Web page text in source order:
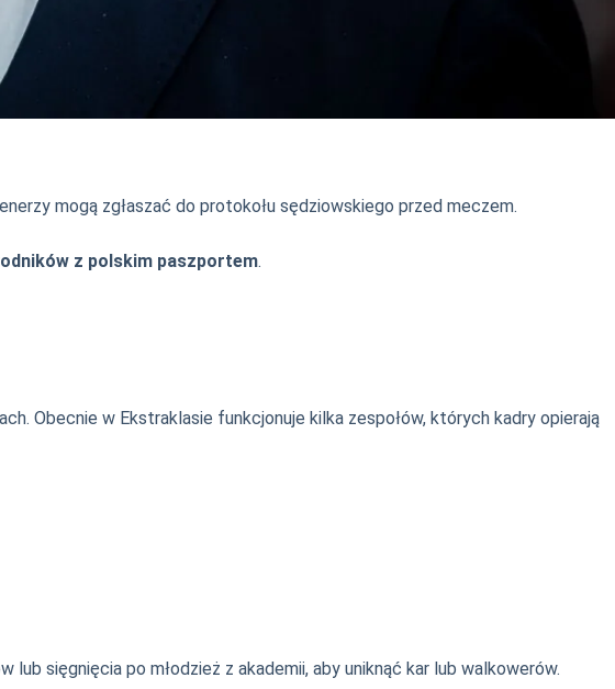
mogą zgłaszać do protokołu sędziowskiego przed meczem.
z polskim paszportem.
Obecnie w Ekstraklasie funkcjonuje kilka zespołów, których kadry opierają
sięgnięcia po młodzież z akademii, aby uniknąć kar lub walkowerów.